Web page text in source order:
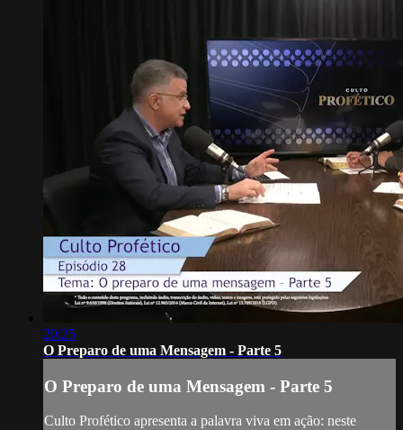
20:25
O Preparo de uma Mensagem - Parte 5
O Preparo de uma Mensagem - Parte 5
Culto Profético apresenta a palavra viva em ação: neste